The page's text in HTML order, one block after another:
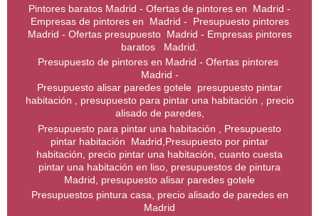
Pintores baratos Madrid - Ofertas de pintores en Madrid -
Empresas de pintores en Madrid - Presupuesto pintores
Madrid - Ofertas presupuesto Madrid - Empresas pintores
baratos Madrid.
Presupuesto de pintores en Madrid - Ofertas pintores
Madrid -
Presupuesto alisar paredes gotele presupuesto pintar
habitación , presupuesto para pintar una habitación , precio
alisado de paredes,
Presupuesto para pintar una habitación , Presupuesto
pintar habitación Madrid,Presupuesto por pintar
habitación, precio pintar una habitación, cuanto cuesta
pintar una habitación en liso, presupuestos de pintura
Madrid, presupuesto alisar paredes gotele
Presupuestos pintura casa, precio alisado de paredes en
Madrid